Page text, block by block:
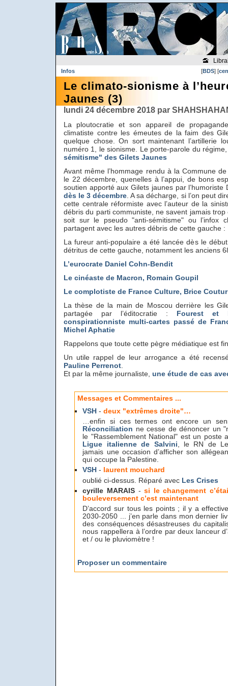
[BDS] [
Infos
Le climato-sionisme à
Jaunes (3)
lundi 24 décembre 2018 par
La ploutocratie et son appareil de
climatiste contre les émeutes de la faim des
quelque chose. On sort maintenant l’artillerie
numéro 1, le sionisme. Le porte-parole du
sémitisme" des Gilets Jaunes
Avant même l’hommage rendu à la Commune
le 22 décembre, quenelles à l’appui, de bons
soutien apporté aux Gilets jaunes par l’humoriste
dès le 3 décembre . A sa décharge, si l’on peut
cette centrale réformiste avec l’auteur de la
débris du parti communiste, ne savent jamais
soit sur le pseudo "anti-sémitisme" ou l’infox
partagent avec les autres débris de cette gauche :
La fureur anti-populaire a été lancée dès le
détritus de cette gauche, notamment les anciens
L’eurocrate Daniel Cohn-Bendit
Le cinéaste de Macron, Romain Goupil
Le complotiste de France Culture, Brice
La thèse de la main de Moscou derrière les
partagée par l’éditocratie : Fourest et
conspirationniste multi-cartes passé de
Michel Aphatie
Rappelons que toute cette pègre médiatique est
Un utile rappel de leur arrogance a été
Pauline Perrenot
Et par la même journaliste, une étude de cas
Messages et Commentaires ...
VSH-deux "extrêmes droite"…
…enfin si ces termes ont encore un
Réconciliation ne cesse de dénoncer un
le "Rassemblement National" est un poste
Ligue italienne de Salvini, le RN de
jamais une occasion d’afficher son
qui occupe la Palestine.
VSH- laurent mouchard
oublié ci-dessus. Réparé avec Les Crises
cyrille MARAIS -si le changement
bouleversement c’est maintenant
D’accord sur tous les points ; il y a
2030-2050 ... j’en parle dans mon dernier
des conséquences désastreuses du
nous rappellera à l’ordre par deux lanceur
et / ou le pluviomètre !
Proposer un commentaire